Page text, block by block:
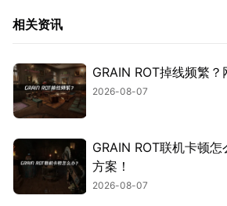
相关资讯
GRAIN ROT掉线频繁？
2026-08-07
GRAIN ROT联机卡顿
方案！
2026-08-07